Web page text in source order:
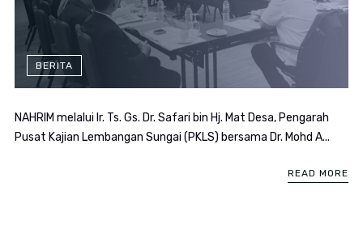
BERITA
NAHRIM melalui Ir. Ts. Gs. Dr. Safari bin Hj. Mat Desa, Pengarah
Pusat Kajian Lembangan Sungai (PKLS) bersama Dr. Mohd A...
READ MORE